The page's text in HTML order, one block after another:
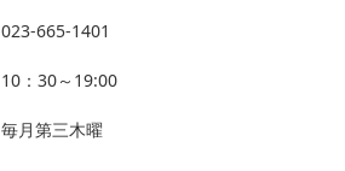
023-665-1401
10：30～19:00
毎月第三木曜